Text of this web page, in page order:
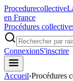
Procedurecollective
en France
Procédures
ConnexionS'inscrire
Accueil›Procédures